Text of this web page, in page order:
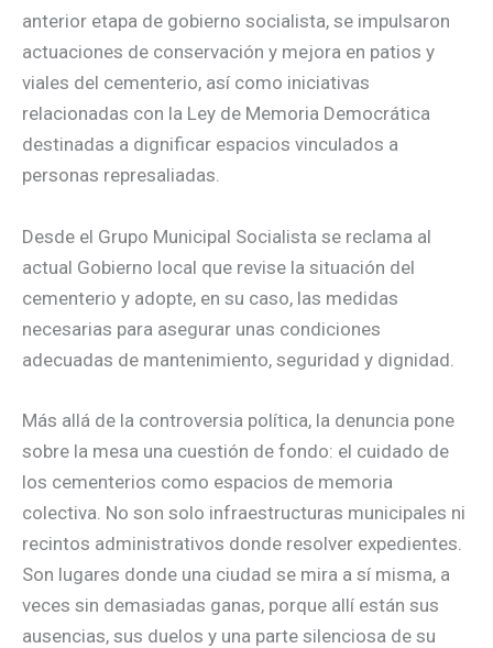
anterior etapa de gobierno socialista, se impulsaron
actuaciones de conservación y mejora en patios y
viales del cementerio, así como iniciativas
relacionadas con la Ley de Memoria Democrática
destinadas a dignificar espacios vinculados a
personas represaliadas.
Desde el Grupo Municipal Socialista se reclama al
actual Gobierno local que revise la situación del
cementerio y adopte, en su caso, las medidas
necesarias para asegurar unas condiciones
adecuadas de mantenimiento, seguridad y dignidad.
Más allá de la controversia política, la denuncia pone
sobre la mesa una cuestión de fondo: el cuidado de
los cementerios como espacios de memoria
colectiva. No son solo infraestructuras municipales ni
recintos administrativos donde resolver expedientes.
Son lugares donde una ciudad se mira a sí misma, a
veces sin demasiadas ganas, porque allí están sus
ausencias, sus duelos y una parte silenciosa de su